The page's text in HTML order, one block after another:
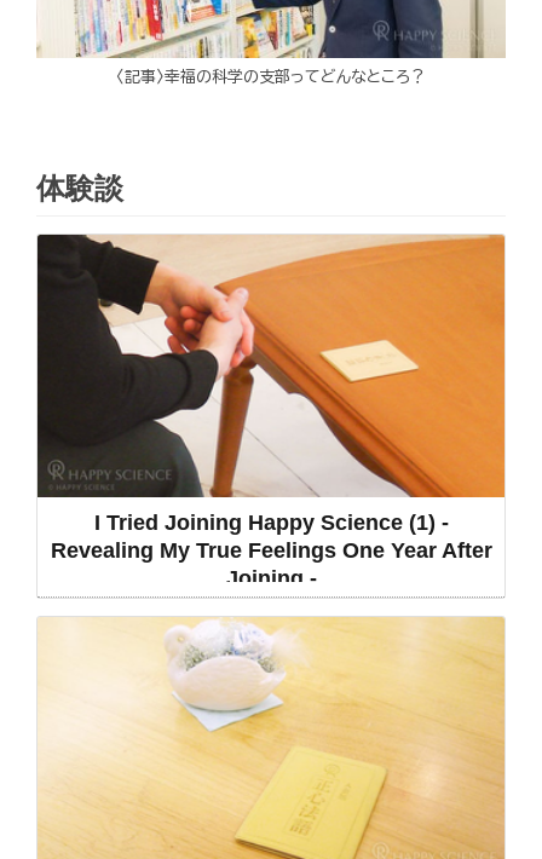
〈記事〉幸福の科学の支部ってどんなところ？
体験談
I Tried Joining Happy Science (1) -
Revealing My True Feelings One Year After
Joining -